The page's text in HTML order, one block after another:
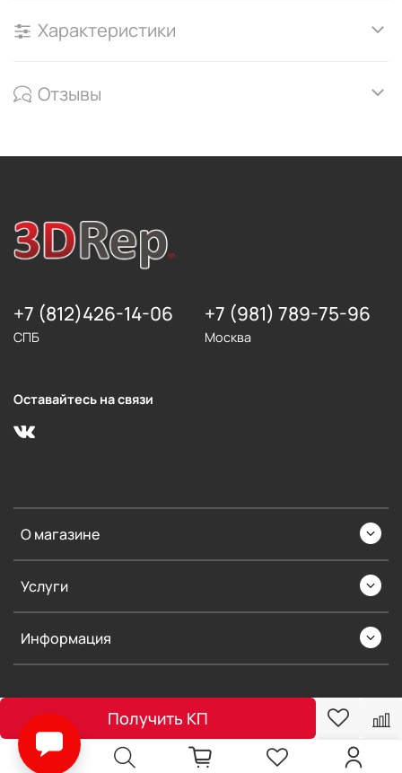
Получить КП
Характеристики
Отзывы
О магазине
Услуги
Информация
+7 (812)426-14-06
СПБ
+7 (981) 789-75-96
Москва
Оставайтесь на связи